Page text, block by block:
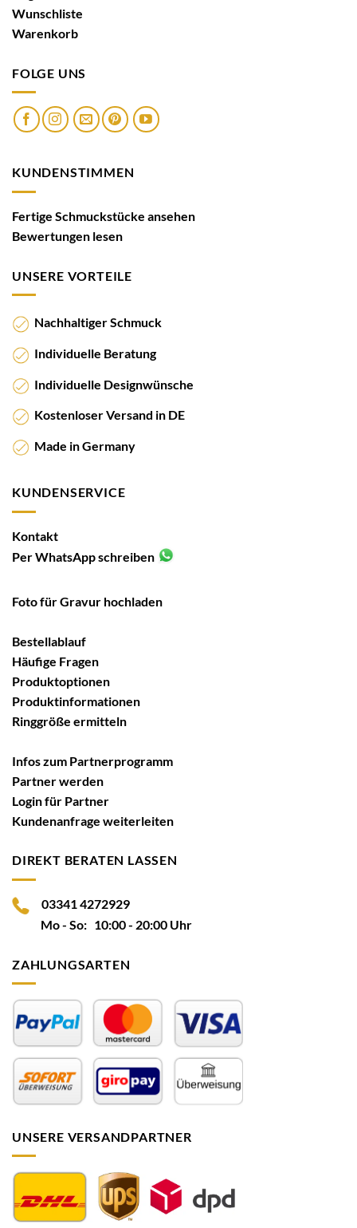
Wunschliste
Warenkorb
FOLGE UNS
KUNDENSTIMMEN
Fertige Schmuckstücke ansehen
Bewertungen lesen
UNSERE VORTEILE
Nachhaltiger Schmuck
Individuelle Beratung
Individuelle Designwünsche
Kostenloser Versand in DE
Made in Germany
KUNDENSERVICE
Kontakt
Per WhatsApp schreiben
Foto für Gravur hochladen
Bestellablauf
Häufige Fragen
Produktoptionen
Produktinformationen
Ringgröße ermitteln
Infos zum Partnerprogramm
Partner werden
Login für Partner
Kundenanfrage weiterleiten
DIREKT BERATEN LASSEN
03341 4272929
Mo - So: 10:00 - 20:00 Uhr
ZAHLUNGSARTEN
UNSERE VERSANDPARTNER